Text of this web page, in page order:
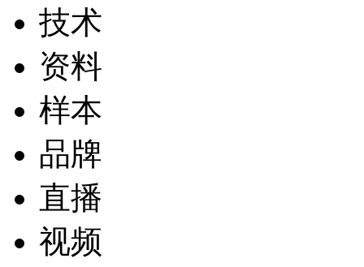
技术
资料
样本
品牌
直播
视频